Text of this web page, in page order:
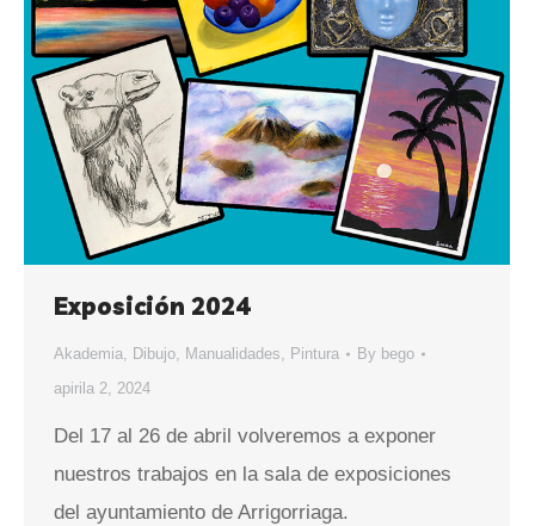
Exposición 2024
Akademia, Dibujo, Manualidades, Pintura By bego
apirila 2, 2024
Del 17 al 26 de abril volveremos a exponer
nuestros trabajos en la sala de exposiciones
del ayuntamiento de Arrigorriaga.